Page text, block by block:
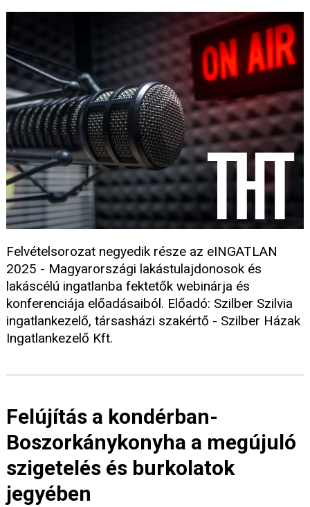
Felvételsorozat negyedik része az eINGATLAN
2025 - Magyarországi lakástulajdonosok és
lakáscélú ingatlanba fektetők webinárja és
konferenciája előadásaiból. Előadó: Szilber Szilvia
ingatlankezelő, társasházi szakértő - Szilber Házak
Ingatlankezelő Kft.
Felújítás a kondérban-
Boszorkánykonyha a megújuló
szigetelés és burkolatok
jegyében